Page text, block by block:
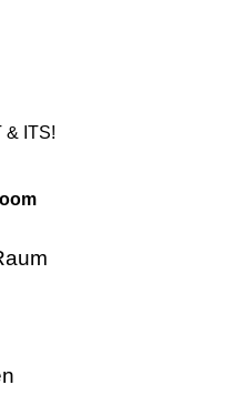
& ITS!